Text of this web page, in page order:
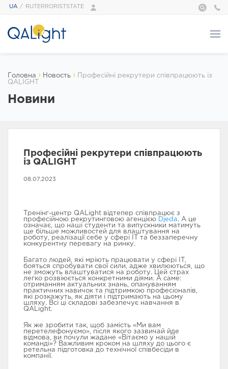
UA RUTERRORISTSTATE
Головна › Новость ›
Професійні рекрутери співпрацюють із
QALIGHT
Новини
Професійні рекрутери співпрацюють
із QALIGHT
08.07.2023
Тренінг-центр QALight відтепер співпрацює з
професійною рекрутинговою агенцією
Djeda. А це
означає, що наші студенти та випускники матимуть
ще більше можливостей для влаштування на
роботу, реалізації себе у сфері ІТ та беззаперечну
конкурентну перевагу на ринку.
Багато людей, які мріють працювати у сфері ІТ,
бояться спробувати свої сили, адже хвилюються, що
не зможуть влаштуватися на роботу. Цей страх
легко розвіюється конкретними діями. А саме:
отриманням актуальних знань, опануванням
практичних навичок та підтримкою професіоналів,
які розкажуть, як діяти і підтримають на цьому
шляху. Всі ці складові забезпечує навчання в
QALight.
Як же зробити так, щоб замість «Ми вам
перетелефонуємо», після якого зазвичай йде
відмова, ви почули жадане «Вітаємо у нашій
команді»? Важливим кроком на шляху до цього є
ретельна підготовка до технічної співбесіди в
компанії.
ПРО НАС
QALight — це…
Відгуки
Foundation
Сертифікати
ТЕСТУВАННЯ
БАЗОВИЙ МОДУЛЬ
ТЕСТУВАННЯ
АВТОМАТИЗАЦІЯ
РОЗШИРЕНИЙ
МОДУЛЬ З
АВТОМАТИЗАЦІЇ
ТЕСТУВАННЯ
ПРОГРАМУВАННЯ
FULLSTACK WЕB
DEVELOPЕR